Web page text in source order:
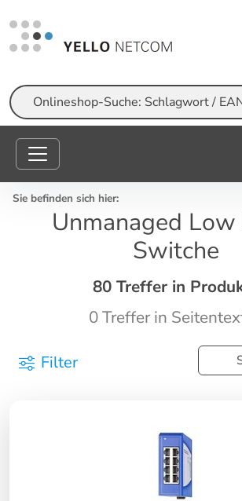
Suche
Sie befinden sich hier:
Unmanaged
Switche
80 Treffer in
0 Treffer in
Filter